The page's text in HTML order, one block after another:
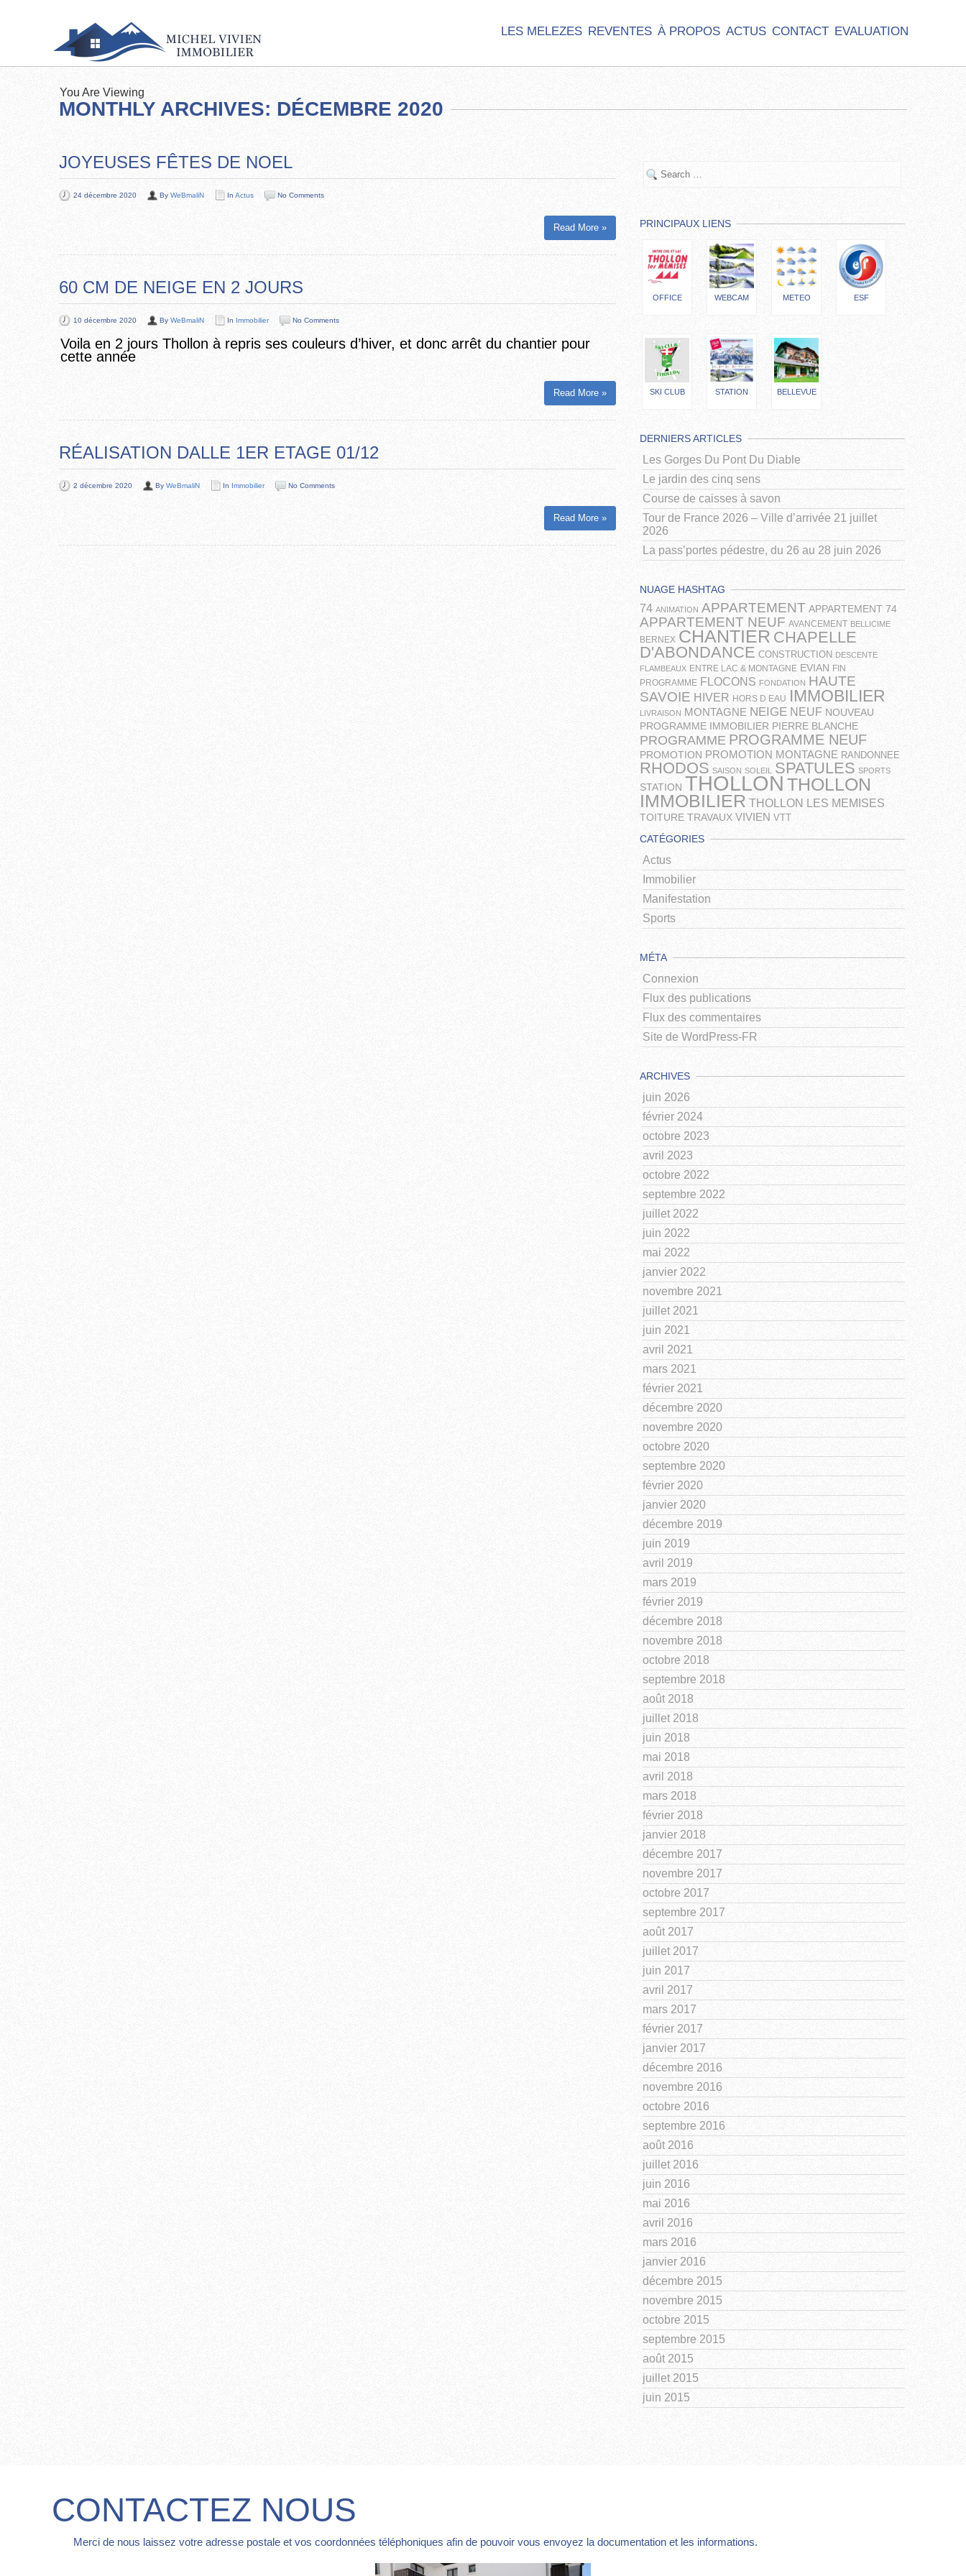
LES MELEZES REVENTES À PROPOS ACTUS CONTACT EVALUATION
You Are Viewing
MONTHLY ARCHIVES: DÉCEMBRE 2020
JOYEUSES FÊTES DE NOEL
24 décembre 2020 By WeBmaliN In Actus No Comments
Read More »
60 CM DE NEIGE EN 2 JOURS
10 décembre 2020 By WeBmaliN In Immobilier No Comments
Voila en 2 jours Thollon à repris ses couleurs d’hiver, et donc arrêt du chantier pour
cette année
Read More »
RÉALISATION DALLE 1ER ETAGE 01/12
2 décembre 2020 By WeBmaliN In Immobilier No Comments
Read More »
PRINCIPAUX LIENS
OFFICE WEBCAM METEO ESF
SKI CLUB STATION BELLEVUE
DERNIERS ARTICLES
Les Gorges Du Pont Du Diable
Le jardin des cinq sens
Course de caisses à savon
Tour de France 2026 – Ville d’arrivée 21 juillet
2026
La pass’portes pédestre, du 26 au 28 juin 2026
NUAGE HASHTAG
74 ANIMATION APPARTEMENT APPARTEMENT 74
APPARTEMENT NEUF AVANCEMENT BELLICIME
BERNEX CHANTIER CHAPELLE
D'ABONDANCE CONSTRUCTION DESCENTE
FLAMBEAUX ENTRE LAC & MONTAGNE EVIAN FIN
PROGRAMME FLOCONS FONDATION HAUTE
SAVOIE HIVER HORS D EAU IMMOBILIER
LIVRAISON MONTAGNE NEIGE NEUF NOUVEAU
PROGRAMME IMMOBILIER PIERRE BLANCHE
PROGRAMME PROGRAMME NEUF
PROMOTION PROMOTION MONTAGNE RANDONNEE
RHODOS SAISON SOLEIL SPATULES SPORTS
STATION THOLLON THOLLON
IMMOBILIER THOLLON LES MEMISES
TOITURE TRAVAUX VIVIEN VTT
CATÉGORIES
Actus
Immobilier
Manifestation
Sports
MÉTA
Connexion
Flux des publications
Flux des commentaires
Site de WordPress-FR
ARCHIVES
juin 2026
février 2024
octobre 2023
avril 2023
octobre 2022
septembre 2022
juillet 2022
juin 2022
mai 2022
janvier 2022
novembre 2021
juillet 2021
juin 2021
avril 2021
mars 2021
février 2021
décembre 2020
novembre 2020
octobre 2020
septembre 2020
février 2020
janvier 2020
décembre 2019
juin 2019
avril 2019
mars 2019
février 2019
décembre 2018
novembre 2018
octobre 2018
septembre 2018
août 2018
juillet 2018
juin 2018
mai 2018
avril 2018
mars 2018
février 2018
janvier 2018
décembre 2017
novembre 2017
octobre 2017
septembre 2017
août 2017
juillet 2017
juin 2017
avril 2017
mars 2017
février 2017
janvier 2017
décembre 2016
novembre 2016
octobre 2016
septembre 2016
août 2016
juillet 2016
juin 2016
mai 2016
avril 2016
mars 2016
janvier 2016
décembre 2015
novembre 2015
octobre 2015
septembre 2015
août 2015
juillet 2015
juin 2015
CONTACTEZ NOUS
Merci de nous laissez votre adresse postale et vos coordonnées téléphoniques afin de pouvoir vous envoyez la documentation et les informations.